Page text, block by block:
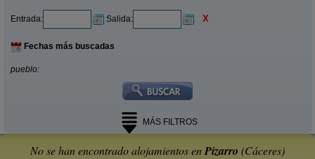
Entrada: Salida: X
Fechas más buscadas
pueblo:
MÁS FILTROS
No se han encontrado alojamientos enPizarro (Cáceres)